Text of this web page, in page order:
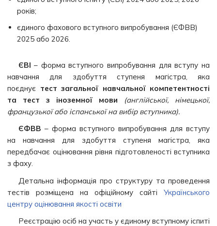
років;
єдиного фахового вступного випробування (ЄФВВ)
2025 або 2026.
ЄВІ – форма вступного випробування для вступу на
навчання для здобуття ступеня магістра, яка
поєднує тест загальної навчальної компетентності
та тест з іноземної мови
(англійської, німецької,
французької або іспанської на вибір вступника).
ЄФВВ – форма вступного випробування для вступу
на навчання для здобуття ступеня магістра, яка
передбачає оцінювання рівня підготовленості вступника
з фаху.
Детальна інформація про структуру та проведення
тестів розміщена на офіційному сайті Українського
центру оцінювання якості освіти
Реєстрацію осіб на участь у єдиному вступному іспиті